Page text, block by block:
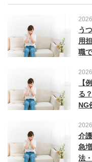
う
用
職
【
る
NG
介
急
法